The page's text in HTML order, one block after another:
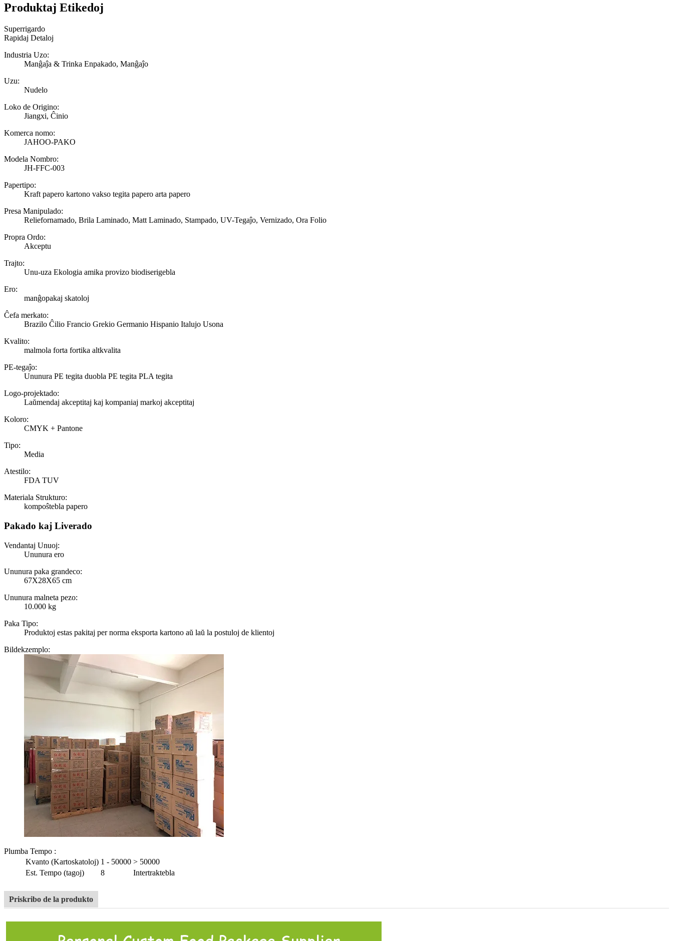
Produktaj Etikedoj
Superrigardo
Rapidaj Detaloj
Industria Uzo:
Manĝaĵa & Trinka Enpakado, Manĝaĵo
Uzu:
Nudelo
Loko de Origino:
Jiangxi, Ĉinio
Komerca nomo:
JAHOO-PAKO
Modela Nombro:
JH-FFC-003
Papertipo:
Kraft papero kartono vakso tegita papero arta papero
Presa Manipulado:
Reliefornamado, Brila Laminado, Matt Laminado, Stampado, UV-Tegaĵo, Vernizado, Ora Folio
Propra Ordo:
Akceptu
Trajto:
Unu-uza Ekologia amika provizo biodiserigebla
Ero:
manĝopakaj skatoloj
Ĉefa merkato:
Brazilo Ĉilio Francio Grekio Germanio Hispanio Italujo Usona
Kvalito:
malmola forta fortika altkvalita
PE-tegaĵo:
Ununura PE tegita duobla PE tegita PLA tegita
Logo-projektado:
Laŭmendaj akceptitaj kaj kompaniaj markoj akceptitaj
Koloro:
CMYK + Pantone
Tipo:
Media
Atestilo:
FDA TUV
Materiala Strukturo:
kompoŝtebla papero
Pakado kaj Liverado
Vendantaj Unuoj:
Ununura ero
Ununura paka grandeco:
67X28X65 cm
Ununura malneta pezo:
10.000 kg
Paka Tipo:
Produktoj estas pakitaj per norma eksporta kartono aŭ laŭ la postuloj de klientoj
Bildekzemplo:
Plumba Tempo :
Kvanto (Kartoskatoloj) 1 - 50000 > 50000
Est. Tempo (tagoj)
8 Intertraktebla
Priskribo de la produkto